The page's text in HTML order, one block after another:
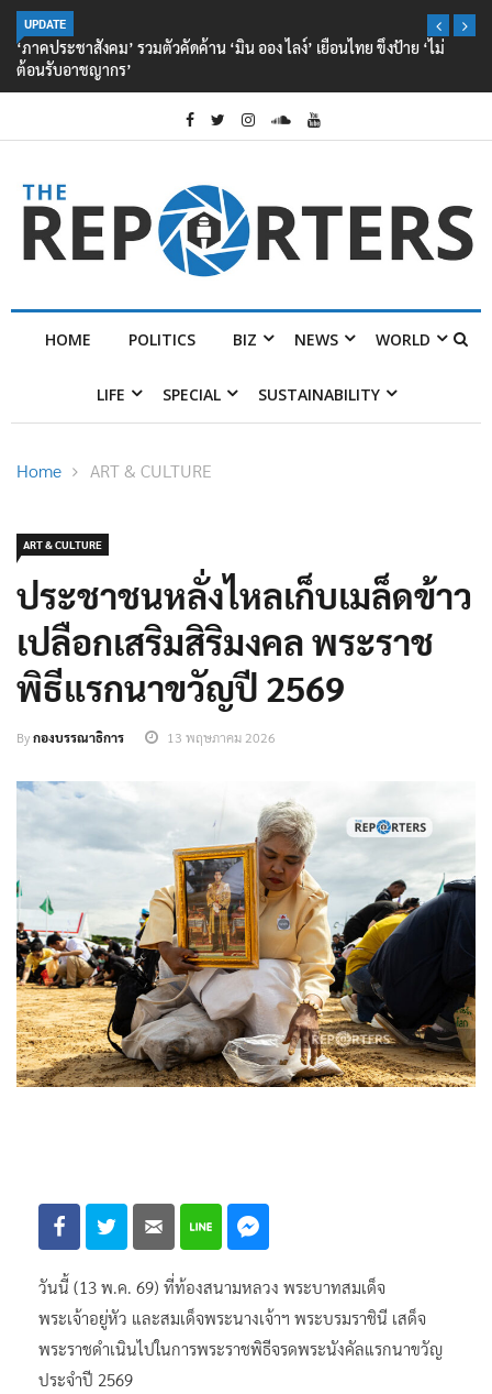
UPDATE
‘ภาคประชาสังคม’ รวมตัวคัดค้าน ‘มิน ออง ไลง์’ เยือนไทย ขึงป้าย ‘ไม่
ต้อนรับอาชญากร’
HOME POLITICS BIZ NEWS WORLD
LIFE SPECIAL SUSTAINABILITY
Home ART & CULTURE
ART & CULTURE
ประชาชนหลั่งไหลเก็บเมล็ดข้าว
เปลือกเสริมสิริมงคล พระราช
พิธีแรกนาขวัญปี 2569
Byกองบรรณาธิการ 13 พฤษภาคม 2026
วันนี้ (13 พ.ค. 69) ที่ท้องสนามหลวง พระบาทสมเด็จ
พระเจ้าอยู่หัว และสมเด็จพระนางเจ้าฯ พระบรมราชินี เสด็จ
พระราชดำเนินไปในการพระราชพิธีจรดพระนังคัลแรกนาขวัญ
ประจำปี 2569